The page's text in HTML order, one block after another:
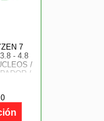
7
- 4.8
/
/
0